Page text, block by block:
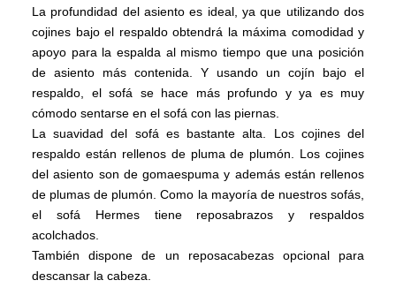
La profundidad del asiento es ideal, ya que utilizando dos
cojines bajo el respaldo obtendrá la máxima comodidad y
apoyo para la espalda al mismo tiempo que una posición
de asiento más contenida. Y usando un cojín bajo el
respaldo, el sofá se hace más profundo y ya es muy
cómodo sentarse en el sofá con las piernas.
La suavidad del sofá es bastante alta. Los cojines del
respaldo están rellenos de pluma de plumón. Los cojines
del asiento son de gomaespuma y además están rellenos
de plumas de plumón. Como la mayoría de nuestros sofás,
el sofá Hermes tiene reposabrazos y respaldos
acolchados.
También dispone de un reposacabezas opcional para
descansar la cabeza.